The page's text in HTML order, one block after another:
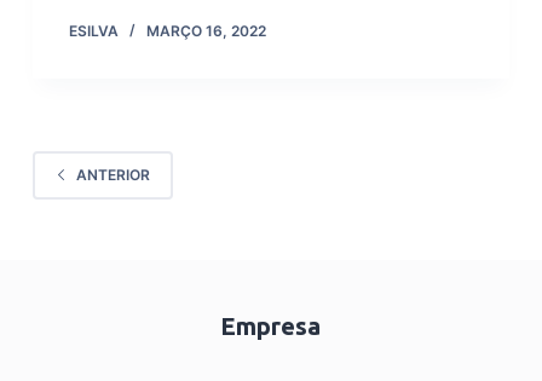
ESILVA MARÇO 16, 2022
ANTERIOR
Empresa